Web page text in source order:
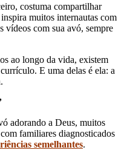
costuma compartilhar
muitos internautas com
vídeos com sua avó, sempre
ao longo da vida, existem
E uma delas é ela: a
adorando a Deus, muitos
familiares diagnosticados
semelhantes.